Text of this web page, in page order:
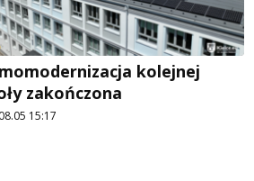
kolejnej
zakończona
15:17